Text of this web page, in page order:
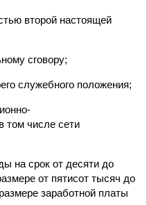
второй настоящей
сговору;
служебного положения;
том числе сети
на срок от десяти до
от пятисот тысяч до
заработной платы